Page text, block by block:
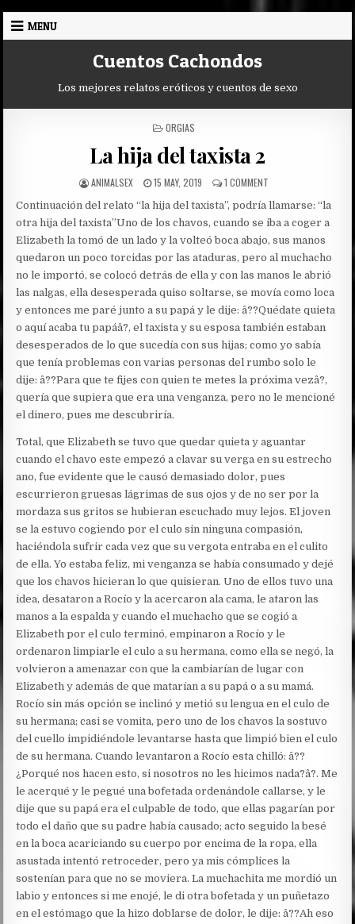
Skip
MENU
Cuentos Cachondos
Los mejores relatos eróticos y cuentos de sexo
POSTED
ORGIAS
La hija del taxista 2
AUTHOR:
ANIMALSEX
PUBLISHED
15 MAY, 2019 1 COMMENTON
HIJA
DEL
TAXISTA
2
Continuación del relato “la hija del taxista”, podría llamarse: “la
otra hija del taxista”Uno de los chavos, cuando se iba a coger a
Elizabeth la tomó de un lado y la volteó boca abajo, sus manos
quedaron un poco torcidas por las ataduras, pero al muchacho
no le importó, se colocó detrás de ella y con las manos le abrió
las nalgas, ella desesperada quiso soltarse, se movía como loca
y entonces me paré junto a su papá y le dije: â??Quédate quieta
o aquí acaba tu papáâ?, el taxista y su esposa también estaban
desesperados de lo que sucedía con sus hijas; como yo sabía
que tenía problemas con varias personas del rumbo solo le
dije: â??Para que te fijes con quien te metes la próxima vezâ?,
quería que supiera que era una venganza, pero no le mencioné
el dinero, pues me descubriría.
Total, que Elizabeth se tuvo que quedar quieta y aguantar
cuando el chavo este empezó a clavar su verga en su estrecho
ano, fue evidente que le causó demasiado dolor, pues
escurrieron gruesas lágrimas de sus ojos y de no ser por la
mordaza sus gritos se hubieran escuchado muy lejos. El joven
se la estuvo cogiendo por el culo sin ninguna compasión,
haciéndola sufrir cada vez que su vergota entraba en el culito
de ella. Yo estaba feliz, mi venganza se había consumado y dejé
que los chavos hicieran lo que quisieran. Uno de ellos tuvo una
idea, desataron a Rocío y la acercaron ala cama, le ataron las
manos a la espalda y cuando el muchacho que se cogió a
Elizabeth por el culo terminó, empinaron a Rocío y le
ordenaron limpiarle el culo a su hermana, como ella se negó, la
volvieron a amenazar con que la cambiarían de lugar con
Elizabeth y además de que matarían a su papá o a su mamá.
Rocío sin más opción se inclinó y metió su lengua en el culo de
su hermana; casi se vomita, pero uno de los chavos la sostuvo
del cuello impidiéndole levantarse hasta que limpió bien el culo
de su hermana. Cuando levantaron a Rocío esta chilló: â??
¿Porqué nos hacen esto, si nosotros no les hicimos nada?â?. Me
le acerqué y le pegué una bofetada ordenándole callarse, y le
dije que su papá era el culpable de todo, que ellas pagarían por
todo el daño que su padre había causado; acto seguido la besé
en la boca acariciando su cuerpo por encima de la ropa, ella
asustada intentó retroceder, pero ya mis cómplices la
sostenían para que no se moviera. La muchachita me mordió un
labio y entonces si me enojé, le di otra bofetada y un puñetazo
en el estómago que la hizo doblarse de dolor, le dije: â??Ah eso